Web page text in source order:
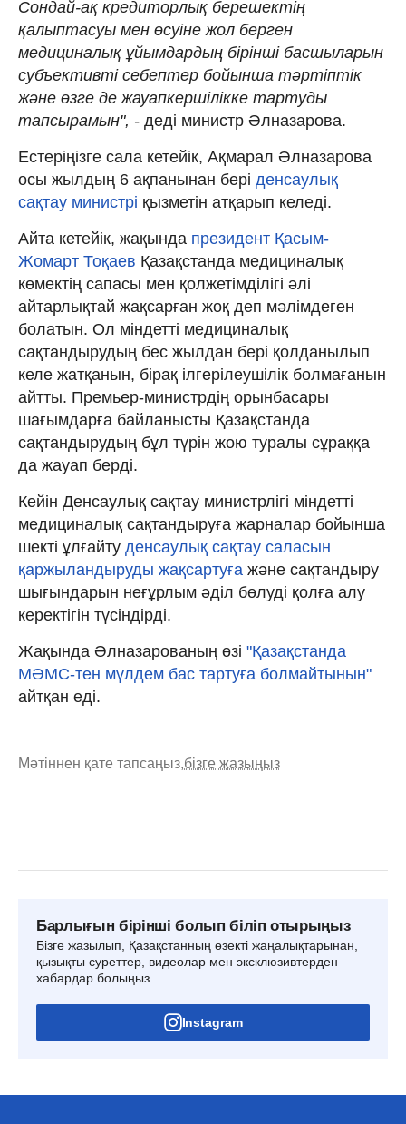
Сондай-ақ кредиторлық берешектің
қалыптасуы мен өсуіне жол берген
медициналық ұйымдардың бірінші басшыларын
субъективті себептер бойынша тәртіптік
және өзге де жауапкершілікке тартуды
тапсырамын", - деді министр Әлназарова.
Естеріңізге сала кетейік, Ақмарал Әлназарова
осы жылдың 6 ақпанынан бері денсаулық
сақтау министрі қызметін атқарып келеді.
Айта кетейік, жақында президент Қасым-
Жомарт Тоқаев Қазақстанда медициналық
көмектің сапасы мен қолжетімділігі әлі
айтарлықтай жақсарған жоқ деп мәлімдеген
болатын. Ол міндетті медициналық
сақтандырудың бес жылдан бері қолданылып
келе жатқанын, бірақ ілгерілеушілік болмағанын
айтты. Премьер-министрдің орынбасары
шағымдарға байланысты Қазақстанда
сақтандырудың бұл түрін жою туралы сұраққа
да жауап берді.
Кейін Денсаулық сақтау министрлігі міндетті
медициналық сақтандыруға жарналар бойынша
шекті ұлғайту денсаулық сақтау саласын
қаржыландыруды жақсартуға және сақтандыру
шығындарын неғұрлым әділ бөлуді қолға алу
керектігін түсіндірді.
Жақында Әлназарованың өзі "Қазақстанда
МӘМС-тен мүлдем бас тартуға болмайтынын"
айтқан еді.
Мәтіннен қате тапсаңыз,бізге жазыңыз
Барлығын бірінші болып біліп отырыңыз
Бізге жазылып, Қазақстанның өзекті жаңалықтарынан,
қызықты суреттер, видеолар мен эксклюзивтерден
хабардар болыңыз.
Instagram